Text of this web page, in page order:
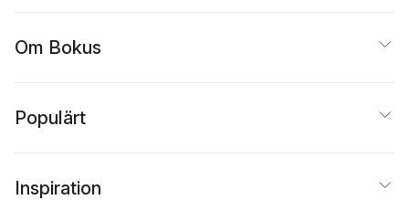
Om Bokus
Populärt
Inspiration